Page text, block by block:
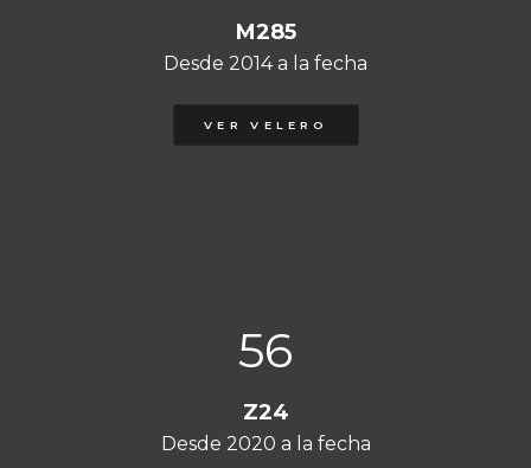
M285
Desde 2014 a la fecha
VER VELERO
56
Z24
Desde 2020 a la fecha